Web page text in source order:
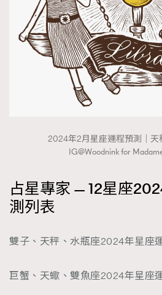
2024年2月星座運程預測｜天
IG@Woodnink for
占星專家 — 12星座
測列表
雙子、天秤、水瓶座2024年星座
巨蟹、天蠍、雙魚座2024年星座